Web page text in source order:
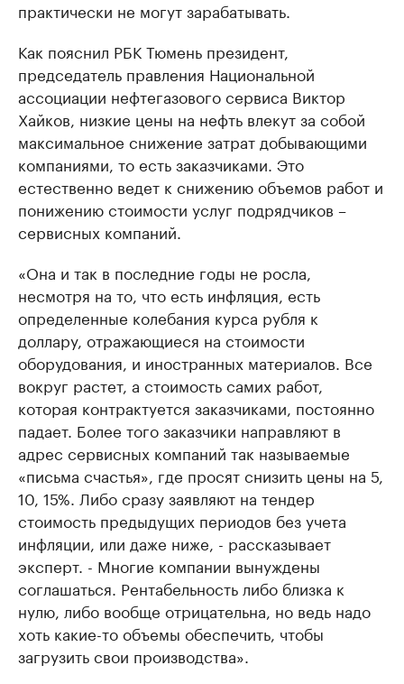
практически не могут зарабатывать.
Как пояснил РБК Тюмень президент,
председатель правления Национальной
ассоциации нефтегазового сервиса Виктор
Хайков, низкие цены на нефть влекут за собой
максимальное снижение затрат добывающими
компаниями, то есть заказчиками. Это
естественно ведет к снижению объемов работ и
понижению стоимости услуг подрядчиков –
сервисных компаний.
«Она и так в последние годы не росла,
несмотря на то, что есть инфляция, есть
определенные колебания курса рубля к
доллару, отражающиеся на стоимости
оборудования, и иностранных материалов. Все
вокруг растет, а стоимость самих работ,
которая контрактуется заказчиками, постоянно
падает. Более того заказчики направляют в
адрес сервисных компаний так называемые
«письма счастья», где просят снизить цены на 5,
10, 15%. Либо сразу заявляют на тендер
стоимость предыдущих периодов без учета
инфляции, или даже ниже, - рассказывает
эксперт. - Многие компании вынуждены
соглашаться. Рентабельность либо близка к
нулю, либо вообще отрицательна, но ведь надо
хоть какие-то объемы обеспечить, чтобы
загрузить свои производства».